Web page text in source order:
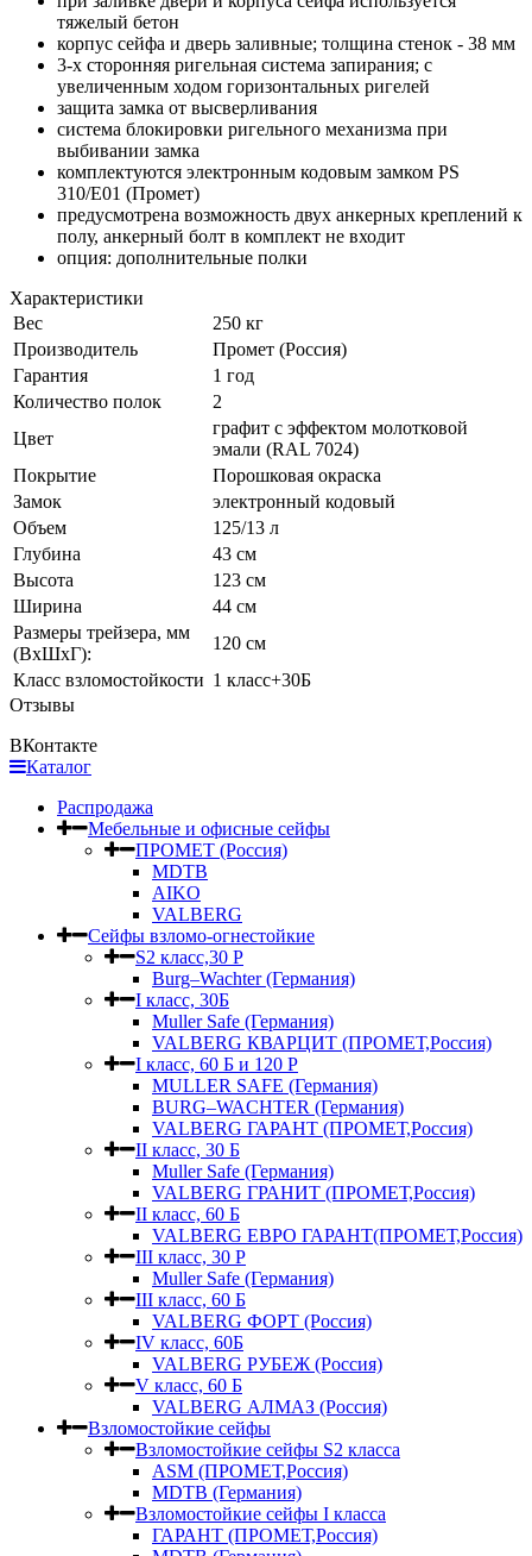
тяжелый бетон
корпус сейфа и дверь заливные; толщина стенок - 38 мм
3-х сторонняя ригельная система запирания; с
увеличенным ходом горизонтальных ригелей
защита замка от высверливания
система блокировки ригельного механизма при
выбивании замка
комплектуются электронным кодовым замком PS
310/E01 (Промет)
предусмотрена возможность двух анкерных креплений к
полу, анкерный болт в комплект не входит
опция: дополнительные полки
Характеристики
Вес
250 кг
Производитель
Промет (Россия)
Гарантия
1 год
Количество полок
2
Цвет
графит с эффектом молотковой
эмали (RAL 7024)
Покрытие
Порошковая окраска
Замок
электронный кодовый
Объем
125/13 л
Глубина
43 см
Высота
123 см
Ширина
44 см
Размеры трейзера, мм
(ВхШхГ):
120 см
Класс взломостойкости 1 класс+30Б
Отзывы
ВКонтакте
Каталог
Распродажа
Мебельные и офисные сейфы
ПРОМЕТ (Россия)
MDTB
AIKO
VALBERG
Сейфы взломо-огнестойкие
S2 класс,30 Р
Burg–Wachter (Германия)
I класс, 30Б
Muller Safe (Германия)
VALBERG КВАРЦИТ (ПРОМЕТ,Россия)
I класс, 60 Б и 120 Р
MULLER SAFE (Германия)
BURG–WACHTER (Германия)
VALBERG ГАРАНТ (ПРОМЕТ,Россия)
II класс, 30 Б
Muller Safe (Германия)
VALBERG ГРАНИТ (ПРОМЕТ,Россия)
II класс, 60 Б
VALBERG ЕВРО ГАРАНТ(ПРОМЕТ,Россия)
III класс, 30 Р
Muller Safe (Германия)
III класс, 60 Б
VALBERG ФОРТ (Россия)
IV класс, 60Б
VALBERG РУБЕЖ (Россия)
V класс, 60 Б
VALBERG АЛМАЗ (Россия)
Взломостойкие сейфы
Взломостойкие сейфы S2 класса
ASM (ПРОМЕТ,Россия)
MDTB (Германия)
Взломостойкие сейфы I класса
ГАРАНТ (ПРОМЕТ,Россия)